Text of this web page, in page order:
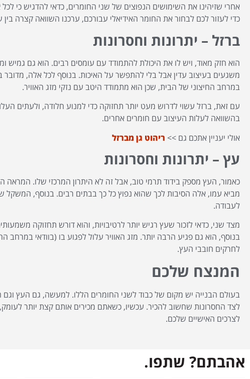
אחרי שזיהינו את השימושים הנפוצים של שני החומרים, כדאי להדגיש כי
כדי לעזור לכם לבחור את החומר האידיאלי עבורכם, ערכנו השוואה קצרה בין
ברזל – יתרונות וחסרונות
הוא חזק מאוד, ויש לו את היכולת להתמודד עם עומסים רבים. הוא גם גמיש
משגעים בעיצוב עדין אבל בלי להתפשר על האיכות. בנוסף לכל אלה,
במרחב החיצוני של הבית, שכן הוא מתמודד היטב עם נזקי מזג האוויר.
עם זאת, ברזל עשוי לדרוש מעט יותר תחזוקה כדי למנוע חלודה, ולעתים
בהשוואה לעלות העיצוב עם חומרים אחרים.
אולי יעניין אתכם גם >> ריהוט גן מברזל
עץ – יתרונות וחסרונות
כאמור, העץ מספק בידוד תרמי טוב, אבל זה לא היתרון המרכזי שלו.
מביא עמו, אלה הסיבות לכך שהוא נפוץ כל כך בבתים רבים. בנוסף, המשקל
לעבודה.
מצד שני, כדאי לזכור שעץ רגיש יותר לרטיבויות, והוא דורש תחזוקה
בנוסף, הוא גם פגיע הרבה יותר. מזג האוויר עלול לפגוע בו (בוודאי במרחב
לחרקים חובבי העץ.
המנצח שלכם
בעולם הבנייה יש מקום של כבוד לשני החומרים הללו. למעשה, גם העץ וגם
לצד החסרונות שחשוב להכיר. עכשיו, כשאתם מכירים אותם קצת יותר
לצרכים האישיים שלכם.
אהבתם? שתפו.